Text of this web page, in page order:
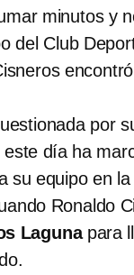
minutos y
del Club
por
día ha
su equipo en la
Ronaldo
Lagunapara